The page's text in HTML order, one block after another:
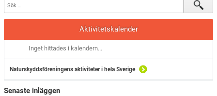
Aktivitetskalender
Inget hittades i kalendern...
Naturskyddsföreningens aktiviteter i hela Sverige
Senaste inläggen